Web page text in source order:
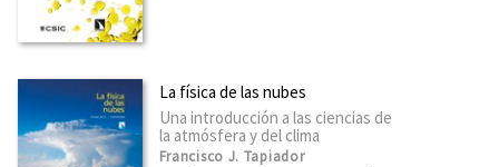
La física de las nubes
Una introducción a las ciencias de
la atmósfera y del clima
Francisco J. Tapiador